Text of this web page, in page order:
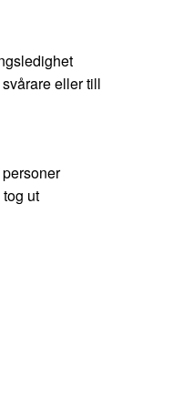
eller till
ut